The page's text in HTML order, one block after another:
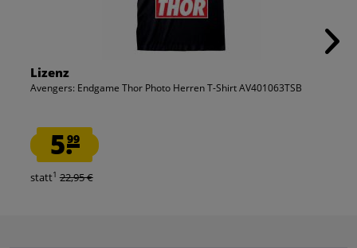
Lizenz
Avengers: Endgame Thor Photo Herren T-Shirt AV401063TSB
5.99
statt1 22,95 €